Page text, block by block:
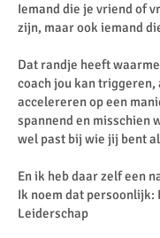
Iemand die je vriend of
zijn, maar ook iemand
Dat randje heeft
coach jou kan triggeren,
accelereren op een
spannend en misschien
wel past bij wie jij bent
En ik heb daar zelf een
Ik noem dat persoonlijk:
Leiderschap